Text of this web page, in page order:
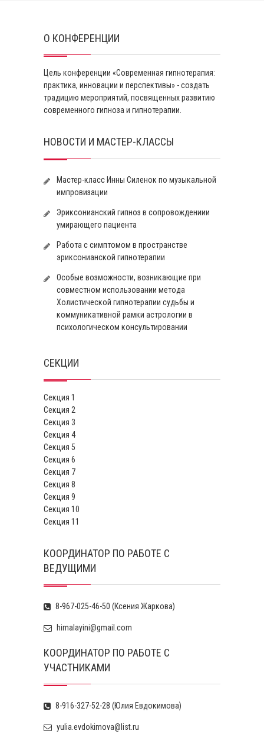
О КОНФЕРЕНЦИИ
Цель конференции «Современная гипнотерапия:
практика, инновации и перспективы» - создать
традицию мероприятий, посвященных развитию
современного гипноза и гипнотерапии.
НОВОСТИ И МАСТЕР-КЛАССЫ
Мастер-класс Инны Силенок по музыкальной
импровизации
Эриксонианский гипноз в сопровождениии
умирающего пациента
Работа с симптомом в пространстве
эриксонианской гипнотерапии
Особые возможности, возникающие при
совместном использовании метода
Холистической гипнотерапии судьбы и
коммуникативной рамки астрологии в
психологическом консультировании
СЕКЦИИ
Секция 1
Секция 2
Секция 3
Секция 4
Секция 5
Секция 6
Секция 7
Секция 8
Секция 9
Секция 10
Секция 11
КООРДИНАТОР ПО РАБОТЕ С
ВЕДУЩИМИ
8-967-025-46-50 (Ксения Жаркова)
himalayini@gmail.com
КООРДИНАТОР ПО РАБОТЕ С
УЧАСТНИКАМИ
8-916-327-52-28 (Юлия Евдокимова)
yulia.evdokimova@list.ru